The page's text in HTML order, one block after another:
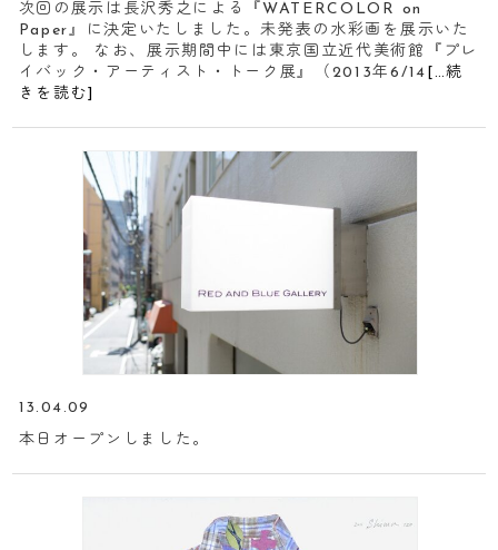
次回の展示は長沢秀之による『WATERCOLOR on
Paper』に決定いたしました。未発表の水彩画を展示いた
します。 なお、展示期間中には東京国立近代美術館『プレ
イバック・アーティスト・トーク展』（2013年6/14 […続
きを読む]
13.04.09
本日オープンしました。